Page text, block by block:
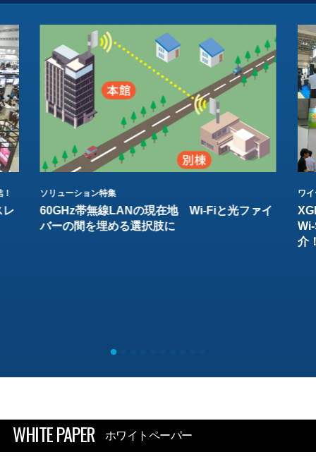
レ
ソリューション特集
60GHz帯無線LANの現在地 Wi-Fiと光ファイ
バーの間を埋める選択肢に
ワ
介
WHITE PAPER ホワイトペーパー